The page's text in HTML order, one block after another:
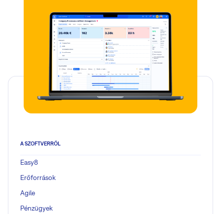
A SZOFTVERRŐL
Easy8
Erőforrások
Agile
Pénzügyek